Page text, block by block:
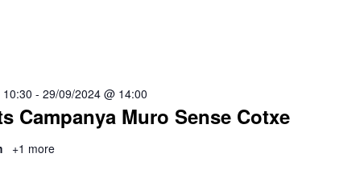
Campanya Muro Sense Cotxe
- 29/09/2024 @ 14:00
+1 more